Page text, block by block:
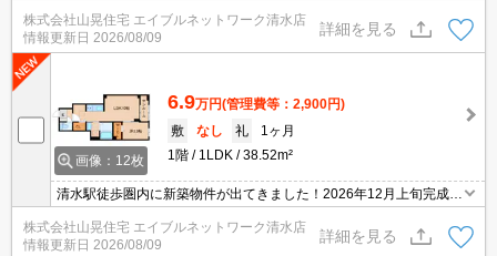
と新築で新生活を始めましょう！インターネット無料使い放題で
月々の費用もとってもお得です！防犯カメラも付いているので女性
株式会社山晃住宅 エイブルネットワーク清水店
情報更新日 2026/08/09
詳細を見る
画像：12枚
6.9万円(管理費等：2,900円)
敷
なし 礼
1ヶ月
1階
1LDK 38.52m²
清水駅徒歩圏内に新築物件が出てきました！2026年12月上旬完成予
と新築で新生活を始めましょう！インターネット無料使い放題で
月々の費用もとってもお得です！防犯カメラも付いているので女性
株式会社山晃住宅 エイブルネットワーク清水店
情報更新日 2026/08/09
詳細を見る